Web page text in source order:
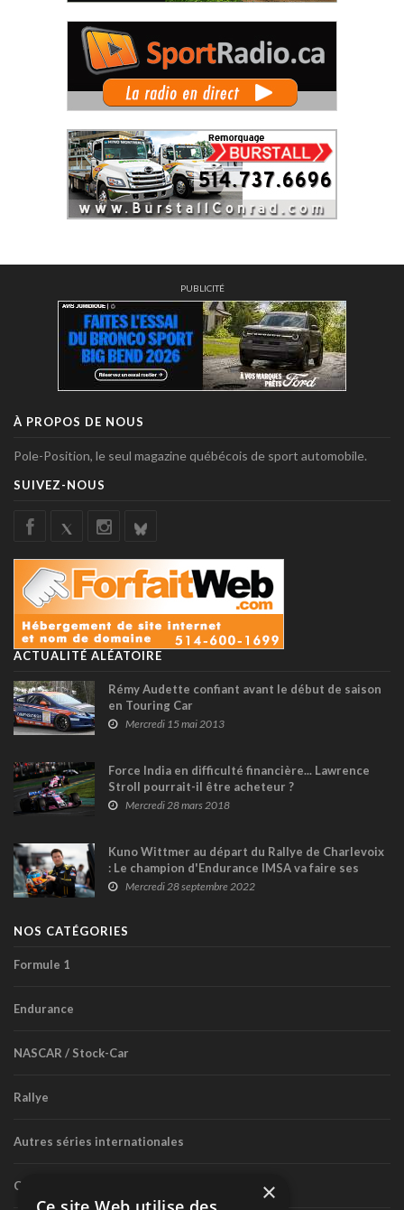
PUBLICITÉ
À PROPOS DE NOUS
Pole-Position, le seul magazine québécois de sport automobile.
SUIVEZ-NOUS
ACTUALITÉ ALÉATOIRE
Rémy Audette confiant avant le début de saison
en Touring Car
Mercredi 15 mai 2013
Force India en difficulté financière... Lawrence
Stroll pourrait-il être acheteur ?
Mercredi 28 mars 2018
Kuno Wittmer au départ du Rallye de Charlevoix
: Le champion d'Endurance IMSA va faire ses
débuts en rallye !
Mercredi 28 septembre 2022
NOS CATÉGORIES
Formule 1
Endurance
NASCAR / Stock-Car
Rallye
Autres séries internationales
Circuit routier canadien ×